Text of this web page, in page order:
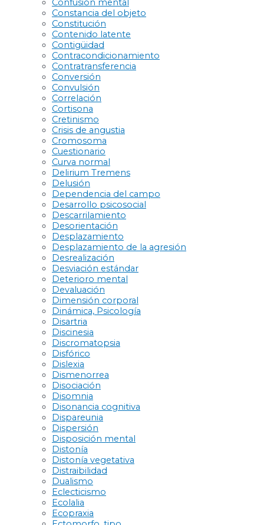
Confusión mental
Constancia del objeto
Constitución
Contenido latente
Contigüidad
Contracondicionamiento
Contratransferencia
Conversión
Convulsión
Correlación
Cortisona
Cretinismo
Crisis de angustia
Cromosoma
Cuestionario
Curva normal
Delirium Tremens
Delusión
Dependencia del campo
Desarrollo psicosocial
Descarrilamiento
Desorientación
Desplazamiento
Desplazamiento de la agresión
Desrealización
Desviación estándar
Deterioro mental
Devaluación
Dimensión corporal
Dinámica, Psicología
Disartria
Discinesia
Discromatopsia
Disfórico
Dislexia
Dismenorrea
Disociación
Disomnia
Disonancia cognitiva
Dispareunia
Dispersión
Disposición mental
Distonía
Distonía vegetativa
Distraibilidad
Dualismo
Eclecticismo
Ecolalia
Ecopraxia